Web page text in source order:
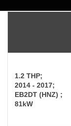
1.2 THP;
2014 - 2017;
EB2DT (HNZ) ;
81kW